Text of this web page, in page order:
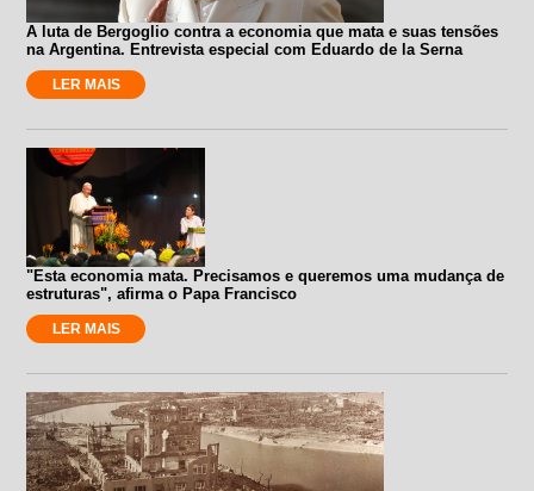
A luta de Bergoglio contra a economia que mata e suas tensões
na Argentina. Entrevista especial com Eduardo de la Serna
LER MAIS
"Esta economia mata. Precisamos e queremos uma mudança de
estruturas", afirma o Papa Francisco
LER MAIS